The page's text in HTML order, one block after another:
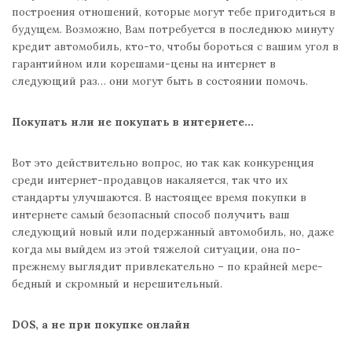
построения отношений, которые могут тебе пригодиться в
будущем. Возможно, Вам потребуется в последнюю минуту
кредит автомобиль, кто-то, чтобы бороться с вашим угол в
гарантийном или корешами-цены на интернет в
следующий раз… они могут быть в состоянии помочь.
Покупать или не покупать в интернете…
Вот это действительно вопрос, но так как конкуренция
среди интернет-продавцов накаляется, так что их
стандарты улучшаются. В настоящее время покупки в
интернете самый безопасный способ получить ваш
следующий новый или подержанный автомобиль, но, даже
когда мы выйдем из этой тяжелой ситуации, она по-
прежнему выглядит привлекательно – по крайней мере-
бедный и скромный и нерешительный.
DOS, а не при покупке онлайн